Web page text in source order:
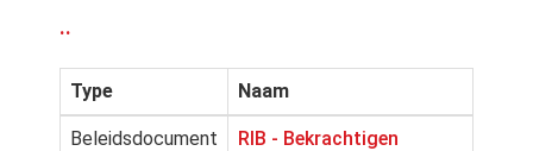
..
Type Naam
Beleidsdocument
RIB - Bekrachtigen